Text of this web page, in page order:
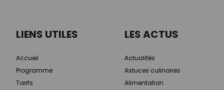
LIENS UTILES
Accueil
Programme
Tarifs
LES ACTUS
Actualités
Astuces culinaires
Alimentation